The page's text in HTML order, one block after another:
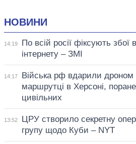
НОВИНИ
14:19
По всій росії фіксують збої
інтернету – ЗМІ
14:17
Війська рф вдарили дроном
маршрутці в Херсоні,
цивільних
13:52
ЦРУ створило секретну
групу щодо Куби – NYT